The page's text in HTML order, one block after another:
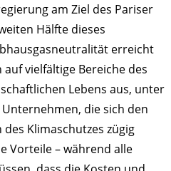
am Ziel des Pariser
Hälfte dieses
erreicht
vielfältige Bereiche des
Lebens aus, unter
die sich den
Klimaschutzes zügig
Vorteile – während alle